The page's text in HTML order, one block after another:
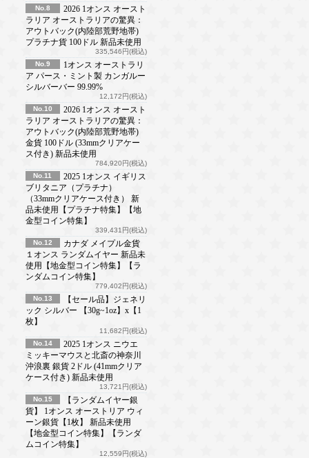
No.8
2026 1オンス オースト
ラリア オーストラリアの驚異：
アウトバック(内陸部荒野地帯)
プラチナ貨 100ドル 新品未使用
335,546円(税込)
No.9
1オンス オーストラリ
ア パース・ミント製 カンガルー
シルバーバー 99.99%
12,172円(税込)
No.10
2026 1オンス オースト
ラリア オーストラリアの驚異：
アウトバック(内陸部荒野地帯)
金貨 100ドル (33mmクリアケー
ス付き) 新品未使用
784,920円(税込)
No.11
2025 1オンス イギリス
ブリタニア（プラチナ）
（33mmクリアケース付き） 新
品未使用【プラチナ特集】【地
金型コイン特集】
339,431円(税込)
No.12
カナダ メイプル金貨
１オンス ランダムイヤー 新品未
使用【地金型コイン特集】【ラ
ンダムコイン特集】
779,402円(税込)
No.13
【セール品】ジェネリ
ック シルバー 【30g~1oz】x【1
枚】
11,682円(税込)
No.14
2025 1オンス ニウエ
ミッキーマウスと北斎の神奈川
沖浪裏 銀貨 2ドル (41mmクリア
ケース付き) 新品未使用
13,721円(税込)
No.15
【ランダムイヤー銀
貨】 1オンス オーストリア ウィ
ーン銀貨【1枚】 新品未使用
【地金型コイン特集】【ランダ
ムコイン特集】
12,559円(税込)